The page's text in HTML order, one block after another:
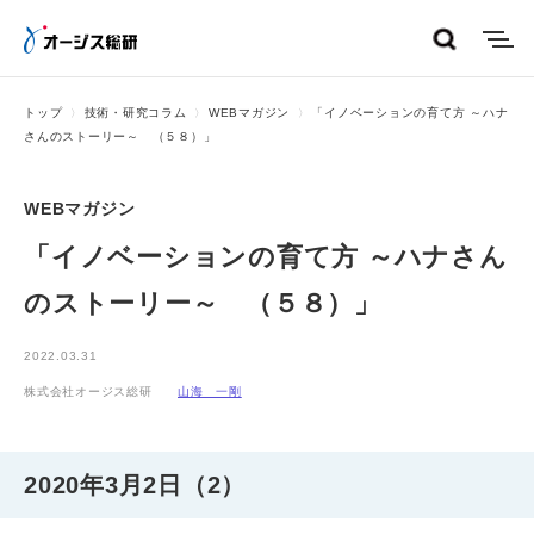
トップ 技術・研究コラム WEBマガジン
「イノベーションの育て方 ～ハナ
さんのストーリー～ （５８）」
WEBマガジン
「イノベーションの育て方 ～ハナさん
のストーリー～ （５８）」
2022.03.31
株式会社オージス総研 山海 一剛
2020年3月2日（2）